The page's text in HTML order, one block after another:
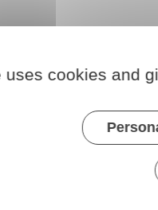
uses cookies and